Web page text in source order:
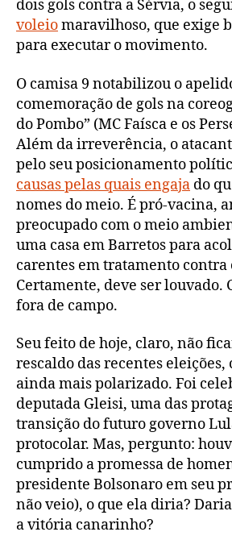
dois gols contra a Sérvia, o
voleiomaravilhoso, que exige
para executar o movimento.
O camisa 9 notabilizou o
comemoração de gols na
do Pombo” (MC Faísca e os
Além da irreverência, o
pelo seu posicionamento
causas pelas quais engaja do
nomes do meio. É pró-vacina,
preocupado com o meio
uma casa em Barretos para
carentes em tratamento contra
Certamente, deve ser louvado.
fora de campo.
Seu feito de hoje, claro, não
rescaldo das recentes
ainda mais polarizado. Foi
deputada Gleisi, uma das
transição do futuro governo
protocolar. Mas, pergunto:
cumprido a promessa de
presidente Bolsonaro em seu
não veio), o que ela diria?
a vitória canarinho?